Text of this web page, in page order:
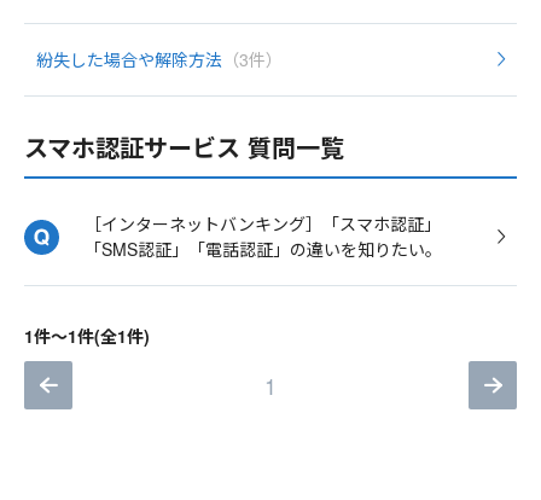
紛失した場合や解除方法 （3件）
スマホ認証サービス 質問一覧
［インターネットバンキング］「スマホ認証」
「SMS認証」「電話認証」の違いを知りたい。
1件～1件(全1件)
1